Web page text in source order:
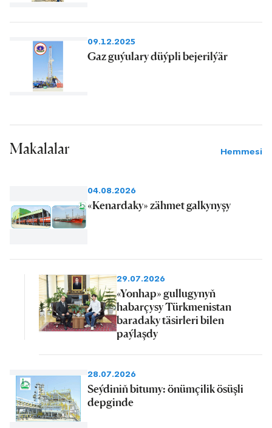
09.12.2025
Gaz guýulary düýpli bejerilýär
Makalalar Hemmesi
04.08.2026
«Kenardaky» zähmet galkynyşy
29.07.2026
«Yonhap» gullugynyň
habarçysy Türkmenistan
baradaky täsirleri bilen
paýlaşdy
28.07.2026
Seýdiniň bitumy: önümçilik ösüşli
depginde